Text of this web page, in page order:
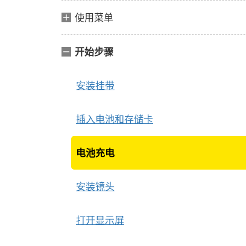
使用菜单
开始步骤
安装挂带
插入电池和存储卡
电池充电
安装镜头
打开显示屏